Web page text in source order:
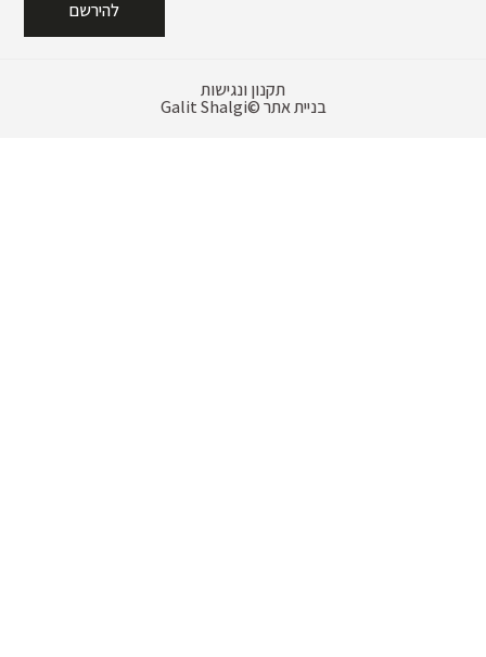
להירשם
Galit Shalgi©בניית אתר
תקנון ונגישות